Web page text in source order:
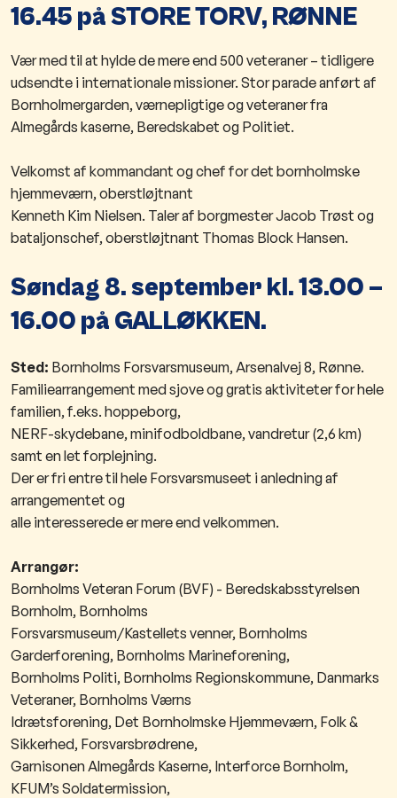
16.45 på STORE TORV, RØNNE
Vær med til at hylde de mere end 500 veteraner – tidligere
udsendte i internationale missioner. Stor parade anført af
Bornholmergarden, værnepligtige og veteraner fra
Almegårds kaserne, Beredskabet og Politiet.
Velkomst af kommandant og chef for det bornholmske
hjemmeværn, oberstløjtnant
Kenneth Kim Nielsen. Taler af borgmester Jacob Trøst og
bataljonschef, oberstløjtnant Thomas Block Hansen.
Søndag 8. september kl. 13.00 –
16.00 på GALLØKKEN.
Sted: Bornholms Forsvarsmuseum, Arsenalvej 8, Rønne.
Familiearrangement med sjove og gratis aktiviteter for hele
familien, f.eks. hoppeborg,
NERF-skydebane, minifodboldbane, vandretur (2,6 km)
samt en let forplejning.
Der er fri entre til hele Forsvarsmuseet i anledning af
arrangementet og
alle interesserede er mere end velkommen.
Arrangør:
Bornholms Veteran Forum (BVF) - Beredskabsstyrelsen
Bornholm, Bornholms
Forsvarsmuseum/Kastellets venner, Bornholms
Garderforening, Bornholms Marineforening,
Bornholms Politi, Bornholms Regionskommune, Danmarks
Veteraner, Bornholms Værns
Idrætsforening, Det Bornholmske Hjemmeværn, Folk &
Sikkerhed, Forsvarsbrødrene,
Garnisonen Almegårds Kaserne, Interforce Bornholm,
KFUM’s Soldatermission,